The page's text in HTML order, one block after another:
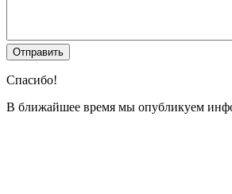
Спасибо!
В ближайшее время мы опубликуем